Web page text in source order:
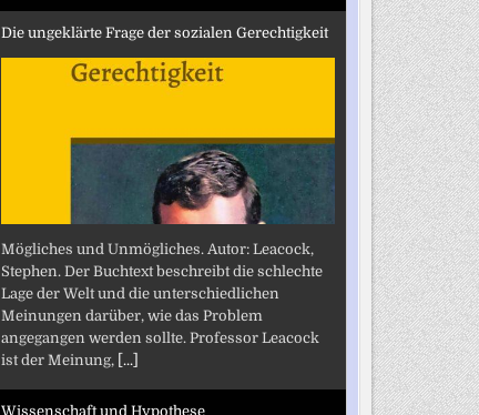
Die ungeklärte Frage der sozialen Gerechtigkeit
Mögliches und Unmögliches. Autor: Leacock,
Stephen. Der Buchtext beschreibt die schlechte
Lage der Welt und die unterschiedlichen
Meinungen darüber, wie das Problem
angegangen werden sollte. Professor Leacock
ist der Meinung, [...]
Wissenschaft und Hypothese